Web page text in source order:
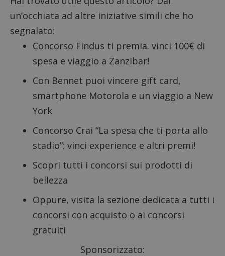
un’occhiata ad altre iniziative simili che ho
segnalato:
Concorso Findus ti premia: vinci 100€ di
spesa e viaggio a Zanzibar!
Con Bennet puoi vincere gift card,
smartphone Motorola e un viaggio a New
York
Concorso Crai “La spesa che ti porta allo
stadio”: vinci experience e altri premi!
Scopri tutti i concorsi sui prodotti di
bellezza
Oppure, visita la sezione dedicata a tutti i
concorsi con acquisto o ai concorsi
gratuiti
Sponsorizzato: